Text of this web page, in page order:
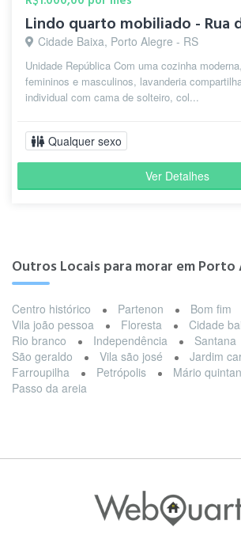
Lindo quarto mobiliado - Rua
Cidade Baixa, Porto Alegre - RS
Unidade República Com uma cozinha
femininos e masculinos, lavanderia
individual com cama de solteiro, col...
Qualquer sexo
Ver Detalhes
Outros Locais para morar em Porto
Centro histórico Partenon
Bom fim
Vila joão pessoa
Floresta
Cidade
Rio branco
Independência
Santana
São geraldo
Vila são josé
Jardim
Farroupilha
Petrópolis
Mário
Passo da areia